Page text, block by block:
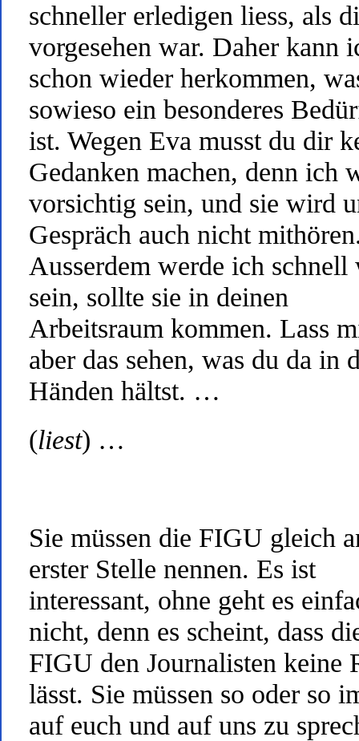
schneller erledigen liess, als
vorgesehen war. Daher kann
schon wieder herkommen,
sowieso ein besonderes
ist. Wegen Eva musst du dir
Gedanken machen, denn ich
vorsichtig sein, und sie wird
Gespräch auch nicht
Ausserdem werde ich schnell
sein, sollte sie in deinen
Arbeitsraum kommen. Lass
aber das sehen, was du da in
Händen hältst. …
(liest) …
Sie müssen die FIGU gleich
erster Stelle nennen. Es ist
interessant, ohne geht es
nicht, denn es scheint, dass
FIGU den Journalisten keine
lässt. Sie müssen so oder so
auf euch und auf uns zu